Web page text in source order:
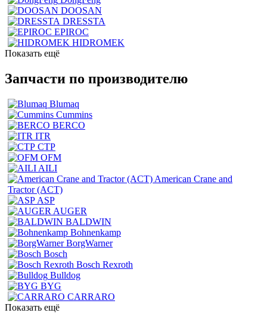
DOOSAN
DRESSTA
EPIROC
HIDROMEK
Показать ещё
Запчасти по производителю
Blumaq
Cummins
BERCO
ITR
CTP
OFM
AILI
American Crane and
Tractor (ACT)
ASP
AUGER
BALDWIN
Bohnenkamp
BorgWarner
Bosch
Bosch Rexroth
Bulldog
BYG
CARRARO
Показать ещё